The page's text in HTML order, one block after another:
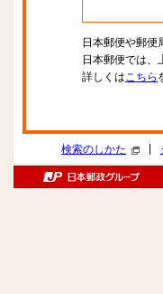
日本郵便や郵便
日本郵便では、
詳しくはこちら
検索のしかた